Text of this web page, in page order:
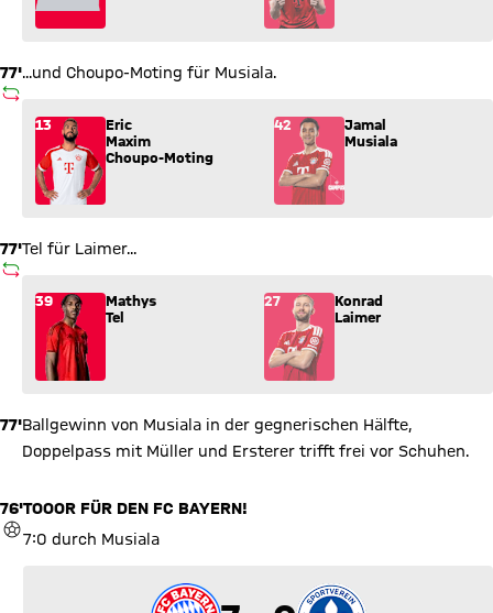
77'
AUSWECHSLUNG
...und Choupo-Moting für Musiala.
Wechsel: Eric Maxim Choupo-Moting (13) kommt für Jamal
13
Eric
Maxim
Choupo-Moting
42
Jamal
Musiala
77'
AUSWECHSLUNG
Tel für Laimer...
Wechsel: Mathys Tel (39) kommt für Konrad Laimer (27) ins
39
Mathys
Tel
27
Konrad
Laimer
77'Ballgewinn von Musiala in der gegnerischen Hälfte,
Doppelpass mit Müller und Ersterer trifft frei vor Schuhen.
76'
TOR
TOOOR FÜR DEN FC BAYERN!
7:0 durch Musiala